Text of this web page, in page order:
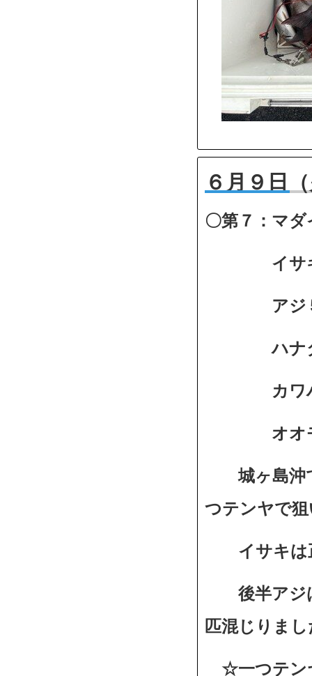
６月９日
〇第７：マ
イサキ２
アジ５匹
ハナダイ
カワハギ
オオモ
城ヶ島沖
つテンヤで
イサキは正
後半アジは
匹混じりま
☆一つテン